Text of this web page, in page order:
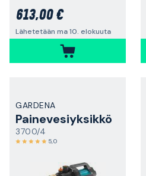
613,00 €
Lähetetään ma 10. elokuuta
GARDENA
Painevesiyksikkö
3700/4
5,0